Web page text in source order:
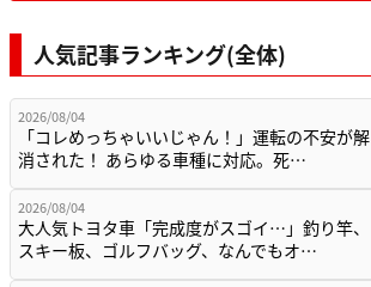
人気記事ランキング(全体)
2026/08/04
「コレめっちゃいいじゃん！」運転の不安が解
消された！ あらゆる車種に対応。死…
2026/08/04
大人気トヨタ車「完成度がスゴイ…」釣り竿、
スキー板、ゴルフバッグ、なんでもオ…